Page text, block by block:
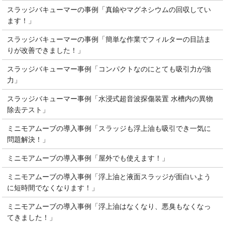
スラッジバキューマーの事例「真鍮やマグネシウムの回収してい
ます！」
スラッジバキューマーの事例「簡単な作業でフィルターの目詰ま
りが改善できました！」
スラッジバキューマー事例「コンパクトなのにとても吸引力が強
力」
スラッジバキューマー事例「水浸式超音波探傷装置 水槽内の異物
除去テスト」
ミニモアムーブの導入事例「スラッジも浮上油も吸引でき一気に
問題解決！」
ミニモアムーブの導入事例「屋外でも使えます！」
ミニモアムーブの導入事例「浮上油と液面スラッジが面白いよう
に短時間でなくなります！」
ミニモアムーブの導入事例「浮上油はなくなり、悪臭もなくなっ
てきました！」